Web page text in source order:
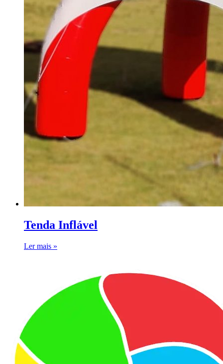
Tenda Inflável
Ler mais »